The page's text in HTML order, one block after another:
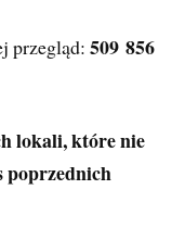
przegląd: 509 856
lokali, które nie
poprzednich